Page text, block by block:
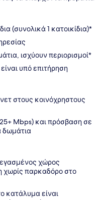
(συνολικά 1 κατοικίδια)*
ισχύουν περιορισμοί*
υπό επιτήρηση
στους κοινόχρηστους
Mbps) και πρόσβαση σε
δωμάτια
χώρος
παρκαδόρο στο
κατάλυμα είναι